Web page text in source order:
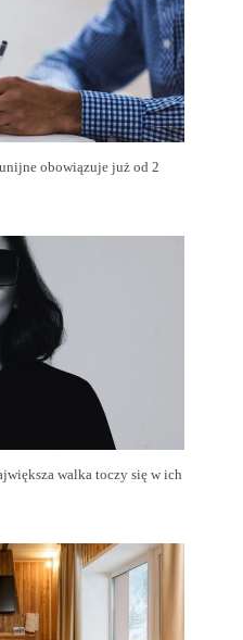
obowiązuje już od 2
walka toczy się w ich